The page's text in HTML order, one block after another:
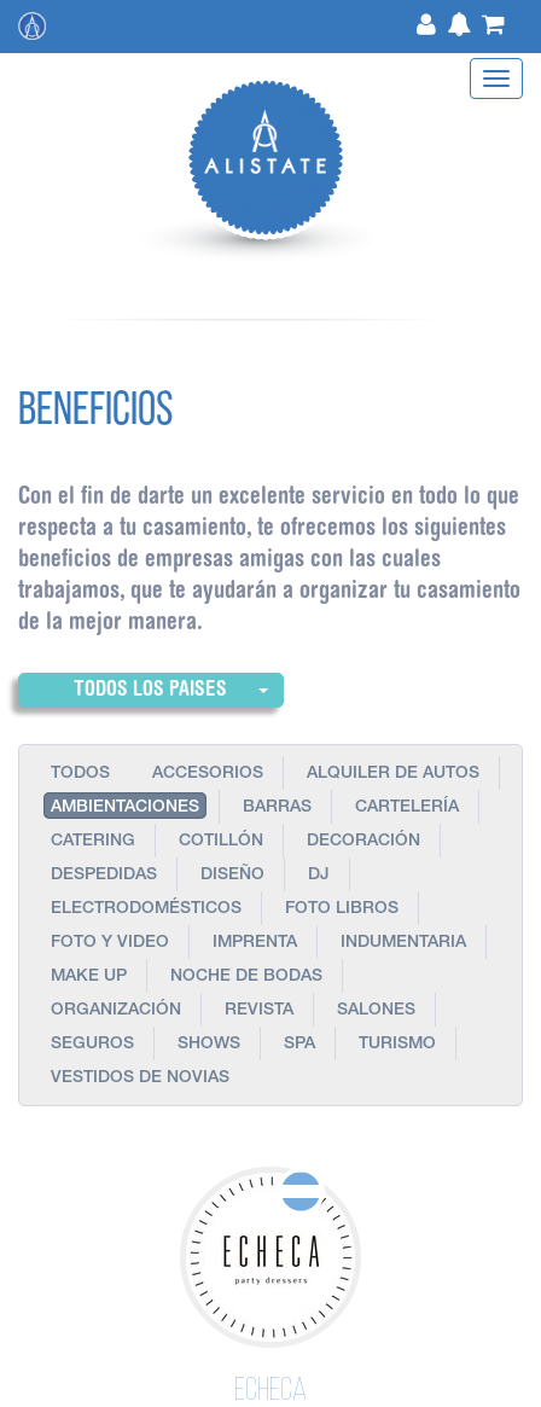
Toggle
BENEFICIOS
Con el fin de darte un excelente servicio en todo lo que
respecta a tu casamiento, te ofrecemos los siguientes
beneficios de empresas amigas con las cuales
trabajamos, que te ayudarán a organizar tu casamiento
de la mejor manera.
TODOS LOS PAISES
TODOS ACCESORIOS
ALQUILER DE AUTOS
AMBIENTACIONES
BARRAS
CARTELERÍA
CATERING
COTILLÓN
DECORACIÓN
DESPEDIDAS
DISEÑO
DJ
ELECTRODOMÉSTICOS
FOTO LIBROS
FOTO Y VIDEO
IMPRENTA
INDUMENTARIA
MAKE UP
NOCHE DE BODAS
ORGANIZACIÓN
REVISTA
SALONES
SEGUROS
SHOWS SPA
TURISMO
VESTIDOS DE NOVIAS
Echeca